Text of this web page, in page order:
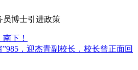
下！
”985，迎杰青副校长，校长曾正面回